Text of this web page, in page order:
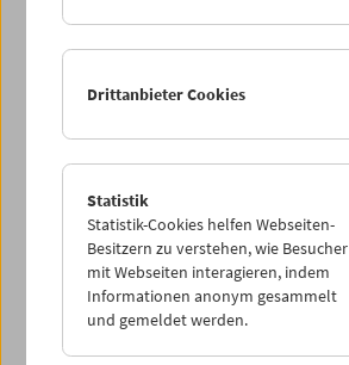
Sa 26.8.
PROGRAMM ÜBERBLICK
Drittanbieter Cookies
Statistik
Statistik-Cookies helfen Webseiten-
Besitzern zu verstehen, wie Besucher
mit Webseiten interagieren, indem
Informationen anonym gesammelt
und gemeldet werden.